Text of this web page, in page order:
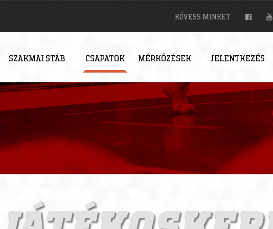
KÖVESS MINKET
SZAKMAI STÁB CSAPATOK MÉRKŐZÉSEK JELENTKEZÉS